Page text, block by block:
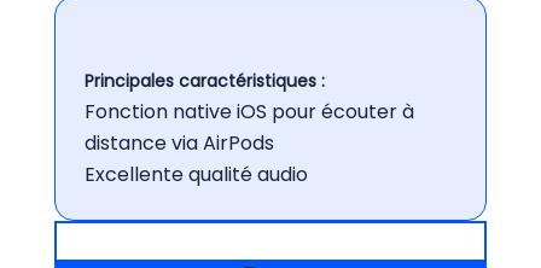
Principales caractéristiques :
Fonction native iOS pour écouter à
distance via AirPods
Excellente qualité audio